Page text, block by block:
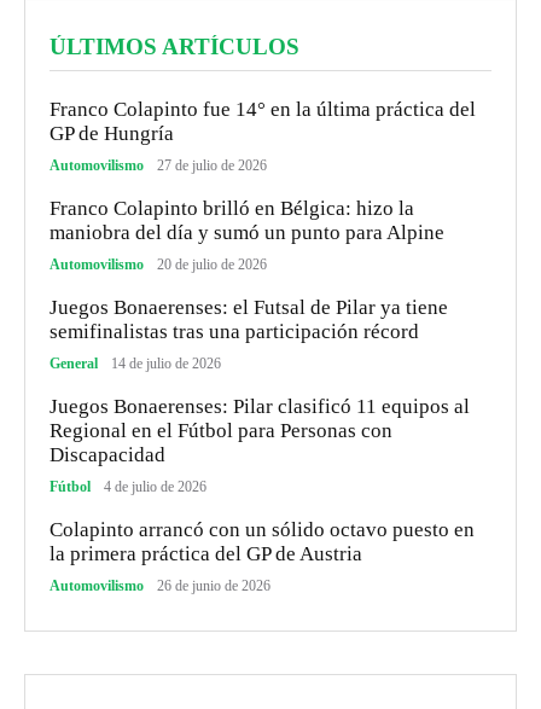
ÚLTIMOS ARTÍCULOS
Franco Colapinto fue 14° en la última práctica del
GP de Hungría
Automovilismo 27 de julio de 2026
Franco Colapinto brilló en Bélgica: hizo la
maniobra del día y sumó un punto para Alpine
Automovilismo 20 de julio de 2026
Juegos Bonaerenses: el Futsal de Pilar ya tiene
semifinalistas tras una participación récord
General 14 de julio de 2026
Juegos Bonaerenses: Pilar clasificó 11 equipos al
Regional en el Fútbol para Personas con
Discapacidad
Fútbol 4 de julio de 2026
Colapinto arrancó con un sólido octavo puesto en
la primera práctica del GP de Austria
Automovilismo 26 de junio de 2026